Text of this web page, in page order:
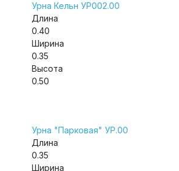
Урна Кельн УР002.00
Длина
0.40
Ширина
0.35
Высота
0.50
Урна "Парковая" УР.00
Длина
0.35
Ширина